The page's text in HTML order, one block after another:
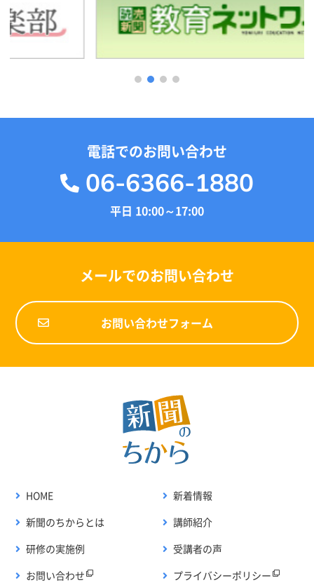
1 2 3
電話でのお問い合わせ
06-6366-1880
平日 10:00～17:00
メールでのお問い合わせ
お問い合わせフォーム
HOME
新着情報
新聞のちからとは
講師紹介
研修の実施例
受講者の声
お問い合わせ
プライバシーポリシー